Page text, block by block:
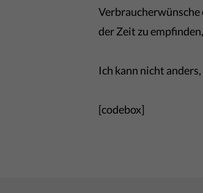
Verbraucherwünsche
der Zeit zu
Ich kann nicht
[codebox]